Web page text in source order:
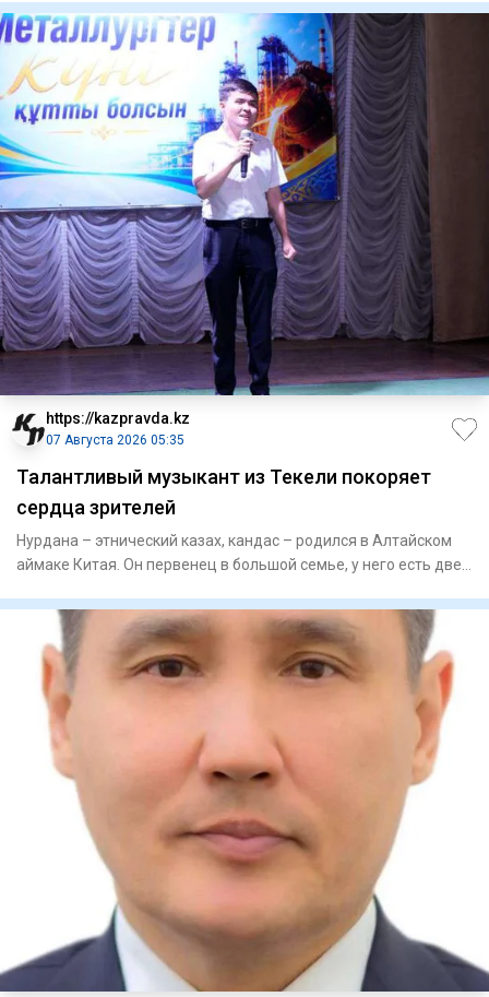
https://kazpravda.kz
07 Августа 2026 05:35
Талантливый музыкант из Текели покоряет
сердца зрителей
Нурдана – этнический казах, кандас – родился в Алтайском
аймаке Китая. Он первенец в большой семье, у него есть две